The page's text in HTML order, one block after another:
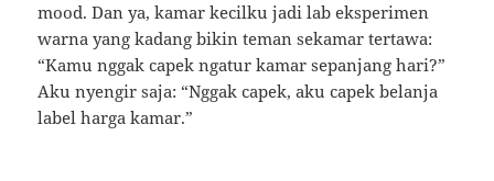
mood. Dan ya, kamar kecilku jadi lab eksperimen
warna yang kadang bikin teman sekamar tertawa:
“Kamu nggak capek ngatur kamar sepanjang hari?”
Aku nyengir saja: “Nggak capek, aku capek belanja
label harga kamar.”